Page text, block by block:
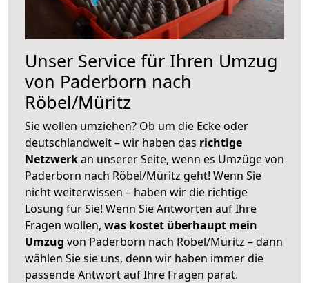
Unser Service für Ihren Umzug
von Paderborn nach
Röbel/Müritz
Sie wollen umziehen? Ob um die Ecke oder
deutschlandweit – wir haben das richtige
Netzwerkan unserer Seite, wenn es Umzüge von
Paderborn nach Röbel/Müritz geht! Wenn Sie
nicht weiterwissen – haben wir die richtige
Lösung für Sie! Wenn Sie Antworten auf Ihre
Fragen wollen, was kostet überhaupt mein
Umzug von Paderborn nach Röbel/Müritz – dann
wählen Sie sie uns, denn wir haben immer die
passende Antwort auf Ihre Fragen parat.